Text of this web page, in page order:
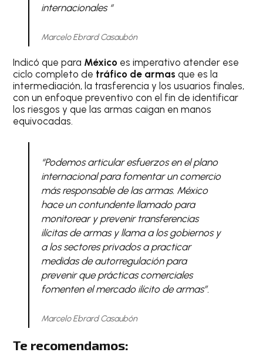
internacionales “
Marcelo Ebrard Casaubón
Indicó que para México es imperativo atender ese
ciclo completo de tráfico de armas que es la
intermediación, la trasferencia y los usuarios finales,
con un enfoque preventivo con el fin de identificar
los riesgos y que las armas caigan en manos
equivocadas.
“Podemos articular esfuerzos en el plano
internacional para fomentar un comercio
más responsable de las armas. México
hace un contundente llamado para
monitorear y prevenir transferencias
ilícitas de armas y llama a los gobiernos y
a los sectores privados a practicar
medidas de autorregulación para
prevenir que prácticas comerciales
fomenten el mercado ilícito de armas”.
Marcelo Ebrard Casaubón
Te recomendamos: